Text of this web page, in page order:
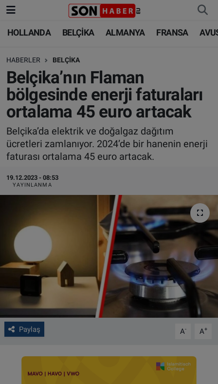
HOLLANDA BELÇİKA ALMANYA FRANSA
HABERLER BELÇİKA
Belçika’nın Flaman
bölgesinde enerji faturaları
ortalama 45 euro artacak
Belçika’da elektrik ve doğalgaz dağıtım
ücretleri zamlanıyor. 2024’de bir hanenin enerji
faturası ortalama 45 euro artacak.
19.12.2023 - 08:53
YAYINLANMA
Paylaş A- A+
HOLLANDA
BELÇİKA
ALMANYA
FRANSA
AVUSTURYA
SAĞLIK - YAŞAM
BİLİM-TEKNOLOJİ
HOLLANDA
BELÇİKA
ALMANYA
TÜRKİYE
DÜNYA
BİLİM-TEKNOLOJİ
SAĞLIK
VIDEO GALERİ
ALGEMENE VOORWAARDEN
CONTACT
Çerez Politikası
Nöbetçi Eczaneler
Hava Durumu
Trafik Durumu
Süper Lig Puan Durumu ve Fikstür
Tüm Manşetler
Son Dakika Haberleri
Haber Arşivi